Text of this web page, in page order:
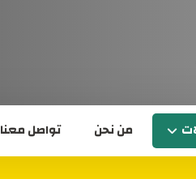
من نحن تواصل معنا